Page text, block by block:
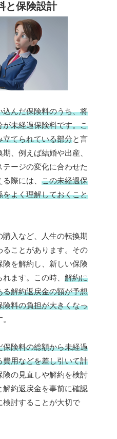
と保険設計
んだ保険料のうち、将
未経過保険料です。こ
立てられている部分と言
、例えば結婚や出産、
ージの変化に合わせた
際には、 この未経過保
よく理解しておくこと
入など、人生の転換期
ことがあります。その
を解約し、新しい保険
ます。この時、 解約に
解約返戻金の額が予想
料の負担が大きくなっ
険料の総額から未経過
用などを差し引いて計
険の見直しや解約を検討
約返戻金を事前に確認
検討することが大切で